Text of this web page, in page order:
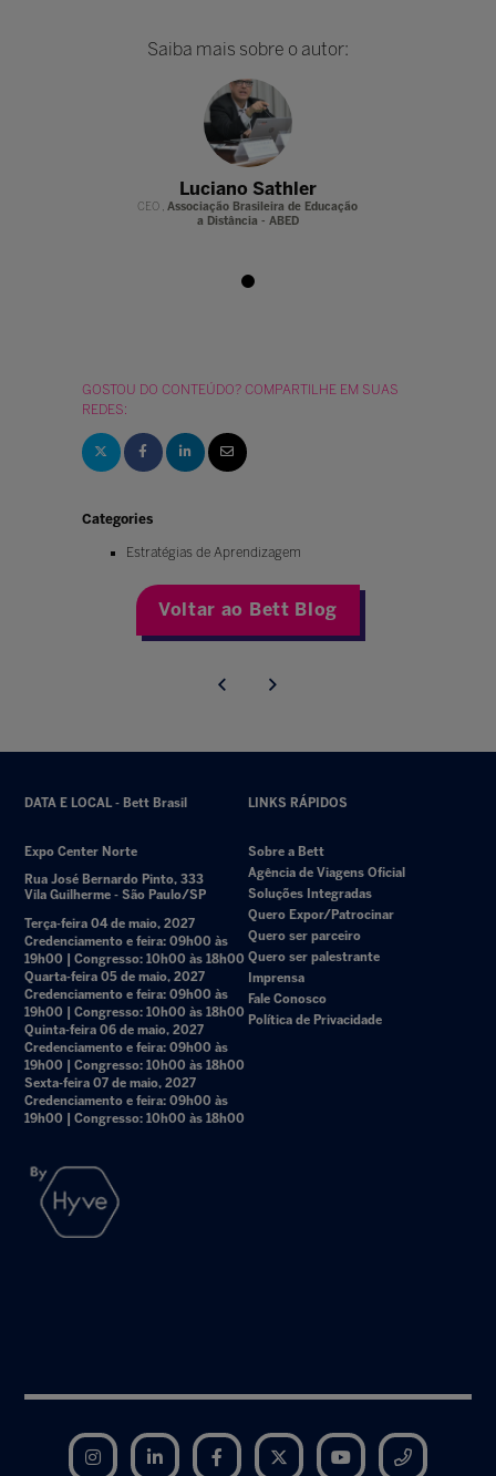
Saiba mais sobre o autor:
Luciano Sathler
CEO ,Associação Brasileira de Educação
a Distância - ABED
GOSTOU DO CONTEÚDO? COMPARTILHE EM SUAS
REDES:
Categories
Estratégias de Aprendizagem
Voltar ao Bett Blog
DATA E LOCAL - Bett Brasil
Expo Center Norte
Rua José Bernardo Pinto, 333
Vila Guilherme - São Paulo/SP
Terça-feira 04 de maio, 2027
Credenciamento e feira: 09h00 às
19h00 | Congresso: 10h00 às 18h00
Quarta-feira 05 de maio, 2027
Credenciamento e feira: 09h00 às
19h00 | Congresso: 10h00 às 18h00
Quinta-feira 06 de maio, 2027
Credenciamento e feira: 09h00 às
19h00 | Congresso: 10h00 às 18h00
Sexta-feira 07 de maio, 2027
Credenciamento e feira: 09h00 às
19h00 | Congresso: 10h00 às 18h00
LINKS RÁPIDOS
Sobre a Bett
Agência de Viagens Oficial
Soluções Integradas
Quero Expor/Patrocinar
Quero ser parceiro
Quero ser palestrante
Imprensa
Fale Conosco
Política de Privacidade
Instagram LinkedIn Facebook Twitter YouTube